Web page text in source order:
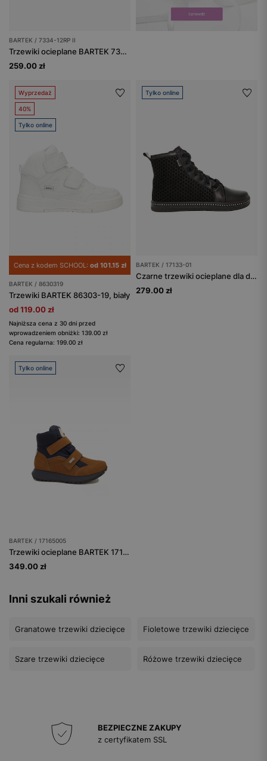
BARTEK / 7334-12RP II
Trzewiki ocieplane BARTEK 7334-12RP II, dla dziewcząt, czarno-złoty
259.00 zł
Wyprzedaż
40%
Tylko online
Cena z kodem SCHOOL: od 101.15 zł
BARTEK / 8630319
Trzewiki BARTEK 86303-19, biały
od 119.00 zł
Najniższa cena z 30 dni przed
wprowadzeniem obniżki: 139.00 zł
Cena regularna: 199.00 zł
Tylko online
BARTEK / 17133-01
Czarne trzewiki ocieplane dla dziewczynki z łączonych skór BARTEK 17133-01
279.00 zł
Tylko online
BARTEK / 17165005
Trzewiki ocieplane BARTEK 17165005, brązowo-granatowy
349.00 zł
Inni szukali również
Granatowe trzewiki dziecięce
Szare trzewiki dziecięce
Fioletowe trzewiki dziecięce
Różowe trzewiki dziecięce
BEZPIECZNE ZAKUPY
z certyfikatem SSL